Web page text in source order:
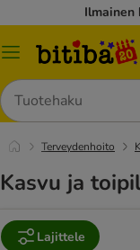
Katalogivalikko
Hae
Terveydenhoito
Kasvu ja
Lajittele